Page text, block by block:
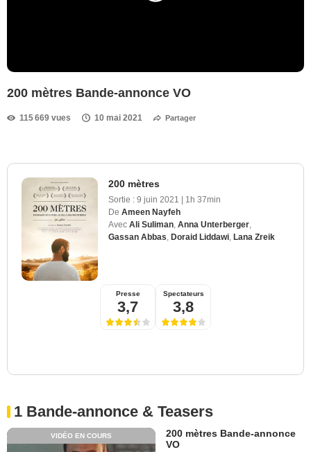
200 mètres Bande-annonce VO
115 669 vues 10 mai 2021 Partager
200 mètres
Sortie : 9 juin 2021 | 1h 37min
De Ameen Nayfeh
Avec Ali Suliman Anna Unterberger
Gassan Abbas Doraid Liddawi Lana Zreik
Presse
3,7
Spectateurs
3,8
1 Bande-annonce & Teasers
VIDÉO EN COURS
200 mètres Bande-annonce
VO